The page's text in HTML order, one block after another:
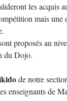
les acquis
mais une
proposés au
du Dojo.
de notre
enseignants de